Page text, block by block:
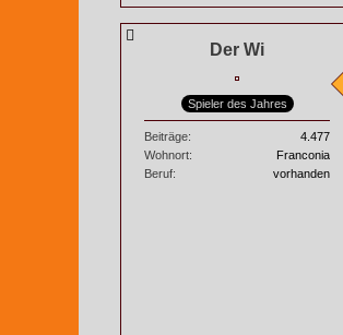
Der Wi
Spieler des Jahres
Beiträge
4.477
Wohnort
Franconia
Beruf
vorhanden